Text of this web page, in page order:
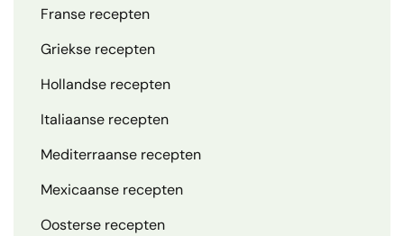
Franse recepten
Griekse recepten
Hollandse recepten
Italiaanse recepten
Mediterraanse recepten
Mexicaanse recepten
Oosterse recepten